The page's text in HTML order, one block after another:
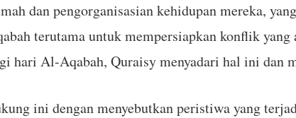
dan pengorganisasian kehidupan mereka,
terutama untuk mempersiapkan konflik
hari Al-Aqabah, Quraisy menyadari hal ini dan
ini dengan menyebutkan peristiwa yang